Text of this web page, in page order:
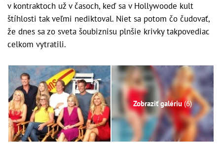
v kontraktoch už v časoch, keď sa v Hollywoode kult
štíhlosti tak veľmi nediktoval. Niet sa potom čo čudovať,
že dnes sa zo sveta šoubiznisu plnšie krivky takpovediac
celkom vytratili.
Zobraziť galériu(6)